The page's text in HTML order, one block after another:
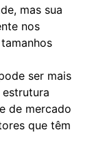
mas sua
nos
ser mais
de mercado
que têm